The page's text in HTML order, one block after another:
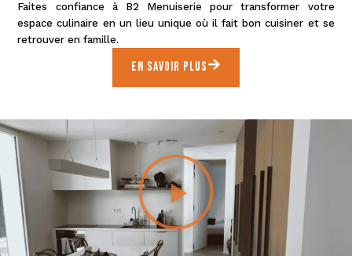
Faites confiance à B2 Menuiserie pour transformer votre
espace culinaire en un lieu unique où il fait bon cuisiner et se
retrouver en famille.
En Savoir plus
L
e
l